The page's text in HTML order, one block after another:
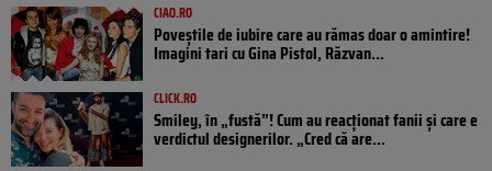
CIAO.RO
Poveştile de iubire care au rămas doar o amintire!
Imagini tari cu Gina Pistol, Răzvan...
CLICK.RO
Smiley, în „fustă”! Cum au reacționat fanii și care e
verdictul designerilor. „Cred că are...